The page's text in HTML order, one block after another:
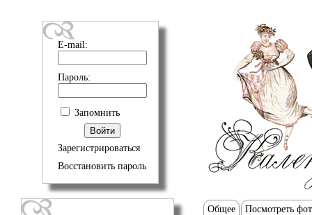
E-mail:
Пароль:
Запомнить
Зарегистрироваться
Восстановить пароль
Общее Посмотреть